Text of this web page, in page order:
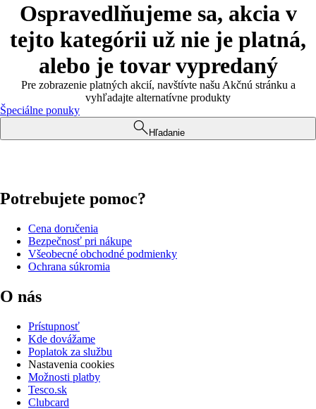
Ospravedlňujeme sa, akcia v
tejto kategórii už nie je platná,
alebo je tovar vypredaný
Pre zobrazenie platných akcií, navštívte našu Akčnú stránku a
vyhľadajte alternatívne produkty
Špeciálne ponuky
Hľadanie
Potrebujete pomoc?
Cena doručenia
Bezpečnosť pri nákupe
Všeobecné obchodné podmienky
Ochrana súkromia
O nás
Prístupnosť
Kde dovážame
Poplatok za službu
Nastavenia cookies
Možnosti platby
Tesco.sk
Clubcard